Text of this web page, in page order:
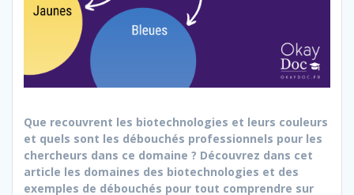
Que recouvrent les biotechnologies et leurs couleurs
et quels sont les débouchés professionnels pour les
chercheurs dans ce domaine ? Découvrez dans cet
article les domaines des biotechnologies et des
exemples de débouchés pour tout comprendre sur